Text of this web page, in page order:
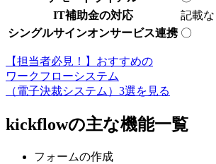
IT補助金の対応
記載な
シングルサインオンサービス連携 〇
【担当者必見！】おすすめの
ワークフローシステム
（電子決裁システム）3選を見る
kickflowの主な機能一覧
フォームの作成